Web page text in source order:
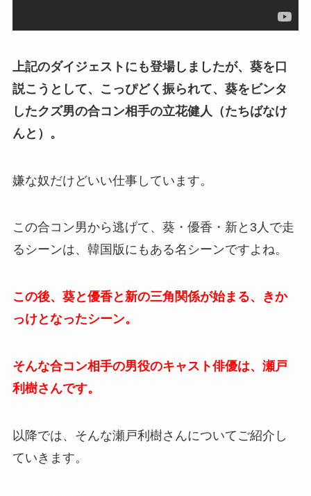
上記のダイジェストにも登場しましたが、葵を口
説こうとして、こっぴどく振られて、葵をビンタ
したクズ男の合コン相手の立花健人（たちばなけ
んと）。
嫌な奴だけどいい仕事しています。
この合コン男から逃げて、葵・優香・新と3人で走
るシーンは、韓国版にもある名シーンですよね。
この後、葵と優香と新の三角関係が始まる、きか
っけとなったシーン。
そんな合コン相手の男役のキャスト俳優は、瀬戸
利樹さんです。
以降では、そんな瀬戸利樹さんについてご紹介し
ていきます。